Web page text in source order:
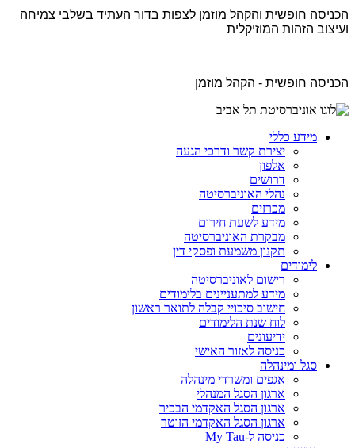
הכניסה חופשית והקהל מוזמן לצפות בדור העתיד בשלבי צמיחה
ועיצוב הזהות המוזיקלית
הכניסה חופשית - הקהל מוזמן
מידע כללי
יצירת קשר ודרכי הגעה
אלפון
דרושים
נהלי האוניברסיטה
מכרזים
מידע לשעת חירום
מבקרת האוניברסיטה
תקנון משמעת ופסקי דין
לימודים
רישום לאוניברסיטה
מידע למתעניינים בלימודים
חישוב סיכויי קבלה לתואר ראשון
לוח שנת הלימודים
ידיעונים
כניסה לאזור האישי
סגל ומינהלה
אגפים ומשרדי מינהלה
ארגון הסגל המנהלי
ארגון הסגל האקדמי הבכיר
ארגון הסגל האקדמי הזוטר
כניסה ל-My Tau